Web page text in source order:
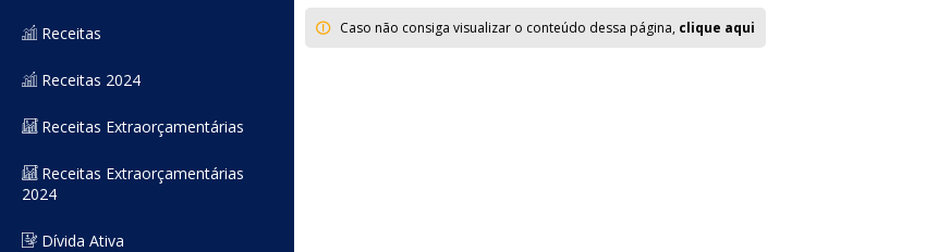
Receitas
Receitas 2024
Receitas Extraorçamentárias
Receitas Extraorçamentárias
2024
Dívida Ativa
Caso não consiga visualizar o conteúdo dessa página, clique aqui